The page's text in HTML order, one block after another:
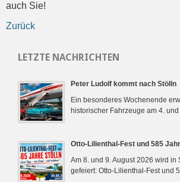
auch Sie!
Zurück
LETZTE NACHRICHTEN
Peter Ludolf kommt nach Stölln
Ein besonderes Wochenende
historischer Fahrzeuge am 4.
Otto-Lilienthal-Fest und 585
Am 8. und 9. August 2026 wird
gefeiert: Otto-Lilienthal-Fest und